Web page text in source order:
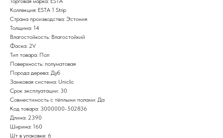
Коллекция: ESTA 1 Strip
Страна производства: Эстония
Толщина: 14
Влагостойкость: Влагостойкий
Фаска: 2V
Тип товара: Пол
Поверхность: полуматовая
Порода дерева: Дуб
Замковая система: Uniclic
Срок эксплуатации: 30
Совместимость с тёплыми полами: Да
Код товара: 3000000-502836
Длина: 2390
Ширина: 160
Шт в упаковке: 6